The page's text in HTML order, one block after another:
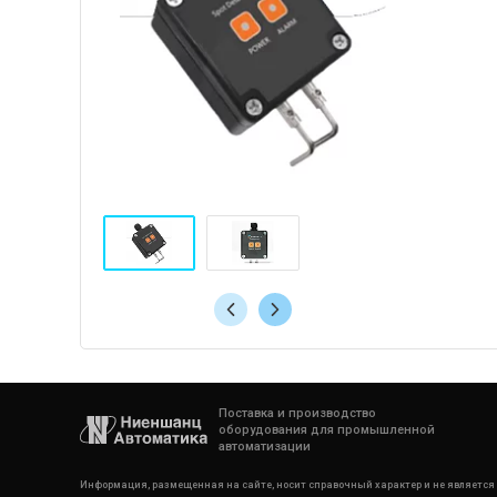
Поставка и производство
оборудования для промышленной
автоматизации
Информация, размещенная на сайте, носит справочный характер и не является